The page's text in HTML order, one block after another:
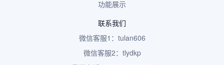
功能展示
联系我们
微信客服1：tulan606
微信客服2：tlydkp